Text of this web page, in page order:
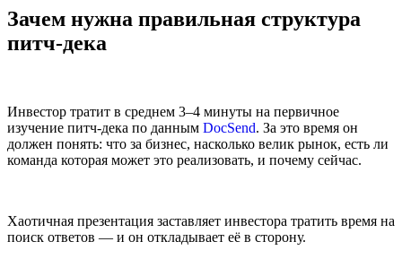
Зачем нужна правильная структура
питч-дека
Инвестор тратит в среднем 3–4 минуты на первичное
изучение питч-дека по данным DocSend. За это время он
должен понять: что за бизнес, насколько велик рынок, есть ли
команда которая может это реализовать, и почему сейчас.
Хаотичная презентация заставляет инвестора тратить время на
поиск ответов — и он откладывает её в сторону.